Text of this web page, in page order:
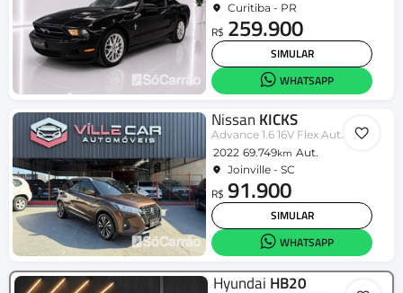
Curitiba - PR
R$ 259.900
SIMULAR
WHATSAPP
Nissan KICKS
Advance 1.6 16V Flex Aut.
2022 69.749km Aut.
Joinville - SC
R$ 91.900
SIMULAR
WHATSAPP
Hyundai HB20